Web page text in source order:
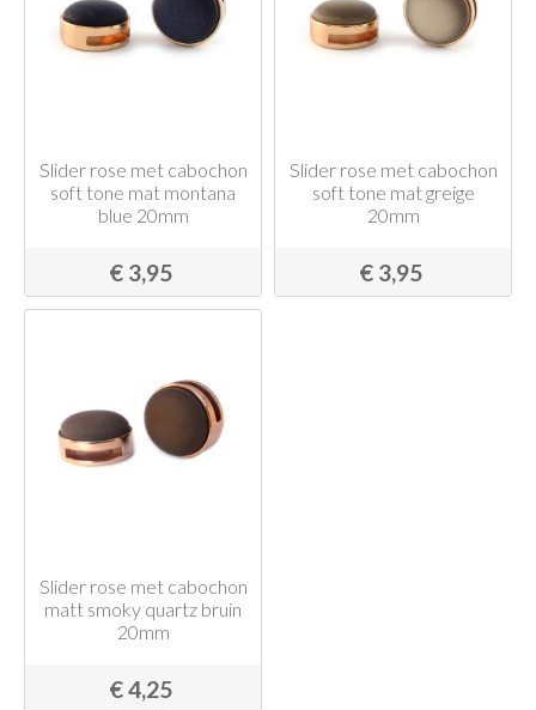
Slider rose met cabochon
soft tone mat montana
blue 20mm
€ 3,95
Slider rose met cabochon
soft tone mat greige
20mm
€ 3,95
Slider rose met cabochon
matt smoky quartz bruin
20mm
€ 4,25